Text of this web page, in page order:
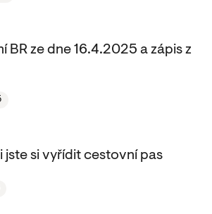
BR ze dne 16.4.2025 a zápis z
jste si vyřídit cestovní pas